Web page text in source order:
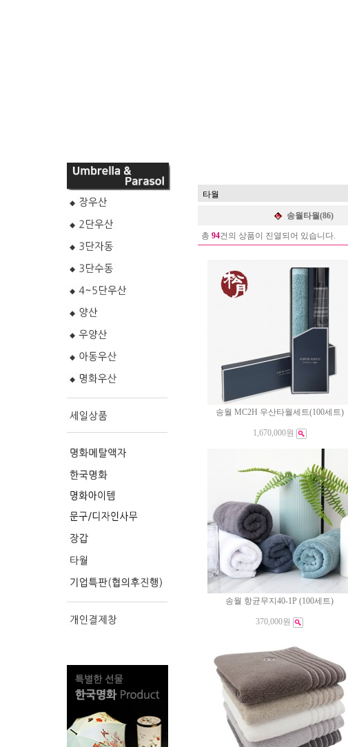
타월
송월타월(86)
총 94건의 상품이 진열되어 있습니다.
송월 MC2H 우산타월세트(100세트)
1,670,000원
송월 항균무지40-1P (100세트)
370,000원